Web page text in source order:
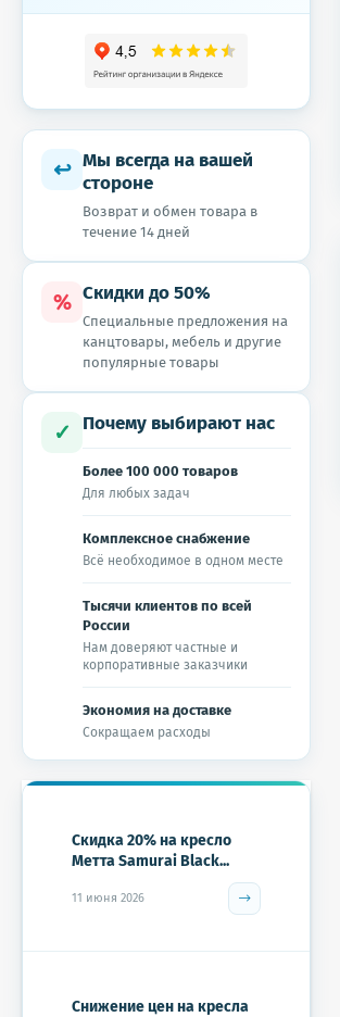
↩ Мы всегда на вашей
стороне
Возврат и обмен товара в
течение 14 дней
% Скидки до 50%
Специальные предложения на
канцтовары, мебель и другие
популярные товары
✓ Почему выбирают нас
Более 100 000 товаров
Для любых задач
Комплексное снабжение
Всё необходимое в одном месте
Тысячи клиентов по всей
России
Нам доверяют частные и
корпоративные заказчики
Экономия на доставке
Сокращаем расходы
Скидка 20% на кресло
Метта Samurai Black...
11 июня 2026
Снижение цен на кресла